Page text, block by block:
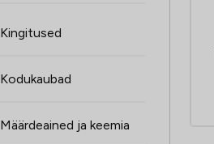
Kingitused
Kodukaubad
Määrdeained ja keemia